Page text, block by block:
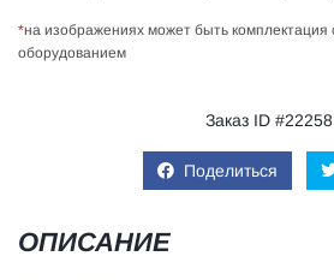
*на изображениях может быть
оборудованием
Заказ ID #22258
Поделиться
ОПИСАНИЕ